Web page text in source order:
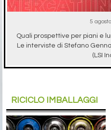
5
Quali prospettive per piani e
Le interviste di Stefano
(LSI
RICICLO IMBALLAGGI